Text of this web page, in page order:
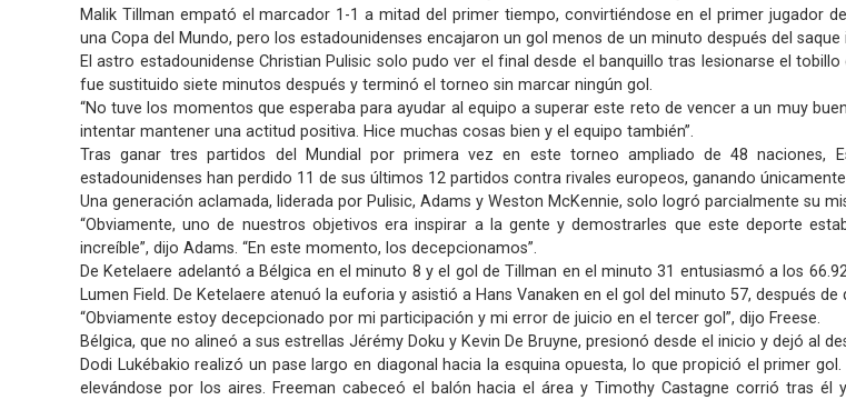
Malik Tillman empató el marcador 1-1 a mitad del primer tiempo, convirtiéndose en el primer jugador
una Copa del Mundo, pero los estadounidenses encajaron un gol menos de un minuto después del saque
El astro estadounidense Christian Pulisic solo pudo ver el final desde el banquillo tras lesionarse el
fue sustituido siete minutos después y terminó el torneo sin marcar ningún gol.
“No tuve los momentos que esperaba para ayudar al equipo a superar este reto de vencer a un muy
intentar mantener una actitud positiva. Hice muchas cosas bien y el equipo también”.
Tras ganar tres partidos del Mundial por primera vez en este torneo ampliado de 48 naciones,
estadounidenses han perdido 11 de sus últimos 12 partidos contra rivales europeos, ganando
Una generación aclamada, liderada por Pulisic, Adams y Weston McKennie, solo logró parcialmente su
“Obviamente, uno de nuestros objetivos era inspirar a la gente y demostrarles que este deporte
increíble”, dijo Adams. “En este momento, los decepcionamos”.
De Ketelaere adelantó a Bélgica en el minuto 8 y el gol de Tillman en el minuto 31 entusiasmó a los
Lumen Field. De Ketelaere atenuó la euforia y asistió a Hans Vanaken en el gol del minuto 57, después
“Obviamente estoy decepcionado por mi participación y mi error de juicio en el tercer gol”, dijo Freese.
Bélgica, que no alineó a sus estrellas Jérémy Doku y Kevin De Bruyne, presionó desde el inicio y dejó al
Dodi Lukébakio realizó un pase largo en diagonal hacia la esquina opuesta, lo que propició el primer
elevándose por los aires. Freeman cabeceó el balón hacia el área y Timothy Castagne corrió tras